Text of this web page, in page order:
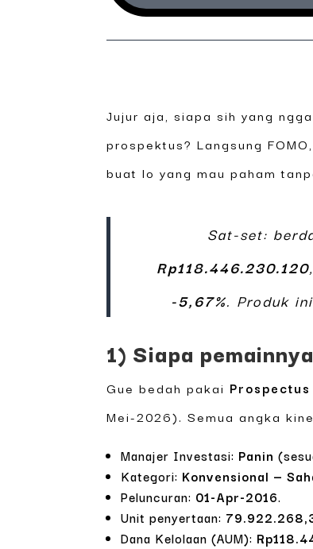
Jujur aja, siapa sih yang
prospektus? Langsung
buat lo yang mau paham
Sat-set:
Rp118.446.230.120,
-5,67%. Produk
1) Siapa
Gue bedah pakai Prospectus
Mei-2026). Semua angka
Manajer Investasi: Panin
Kategori: Konvensional —
Peluncuran: 01-Apr-2016.
Unit penyertaan:
Dana Kelolaan (AUM):